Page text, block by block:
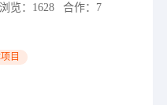
浏览： 1628 合作： 7
目